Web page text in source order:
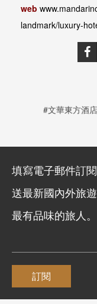
web
landmark/luxury-
#文華東方酒店
填寫電子郵件訂閱
送最新國內外旅
最有品味的旅人。
訂閱